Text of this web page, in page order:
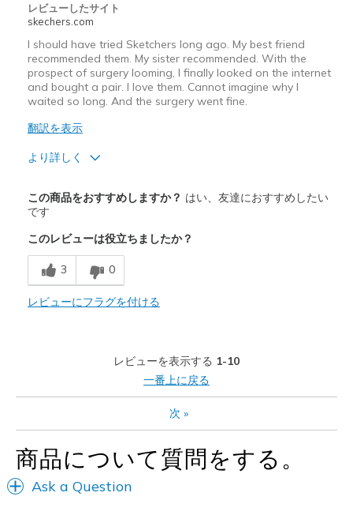
レビューしたサイト
skechers.com
I should have tried Sketchers long ago. My best friend
recommended them. My sister recommended. With the
prospect of surgery looming, I finally looked on the internet
and bought a pair. I love them. Cannot imagine why I
waited so long. And the surgery went fine.
翻訳を表示
より詳しく
Attractive Design
Breathe Well
Durable
Stylish
Shoes are for Wearing
この商品をおすすめしますか？ はい、友達におすすめしたい
です
このレビューは役立ちましたか？
3 0
レビューにフラグを付ける
レビューを表示する 1-10
一番上に戻る
次 »
商品について質問をする。
Ask a Question